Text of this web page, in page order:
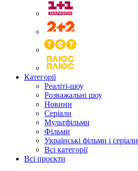
Категорії
Реаліті-шоу
Розважальні шоу
Новини
Серіали
Мультфільми
Фільми
Українські фільми і серіали
Всі категорії
Всі проєкти